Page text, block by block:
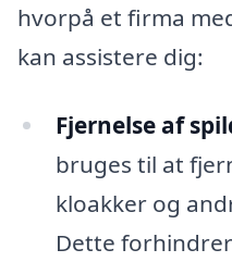
hvorpå et firma
kan assistere dig:
Fjernelse af
bruges til at
kloakker og
Dette